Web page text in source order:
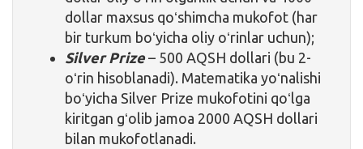
dollar maxsus qoʻshimcha mukofot (har
bir turkum boʻyicha oliy oʻrinlar uchun);
Silver Prize – 500 AQSH dollari (bu 2-
oʻrin hisoblanadi). Matematika yoʻnalishi
boʻyicha Silver Prize mukofotini qoʻlga
kiritgan gʻolib jamoa 2000 AQSH dollari
bilan mukofotlanadi.